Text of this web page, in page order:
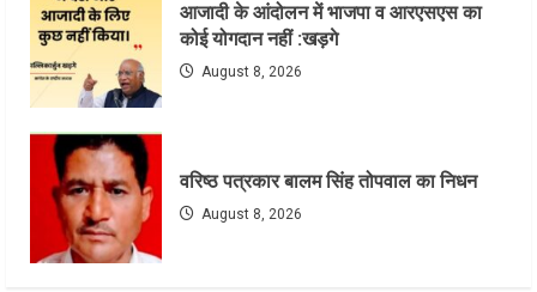
आजादी के आंदोलन में भाजपा व आरएसएस का
कोई योगदान नहीं :खड़गे
August 8, 2026
वरिष्ठ पत्रकार बालम सिंह तोपवाल का निधन
August 8, 2026